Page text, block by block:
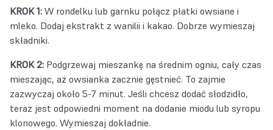
KROK 1: W rondelku lub garnku połącz płatki owsiane i
mleko. Dodaj ekstrakt z wanilii i kakao. Dobrze wymieszaj
składniki.
KROK 2: Podgrzewaj mieszankę na średnim ogniu, cały czas
mieszając, aż owsianka zacznie gęstnieć. To zajmie
zazwyczaj około 5-7 minut. Jeśli chcesz dodać słodzidło,
teraz jest odpowiedni moment na dodanie miodu lub syropu
klonowego. Wymieszaj dokładnie.